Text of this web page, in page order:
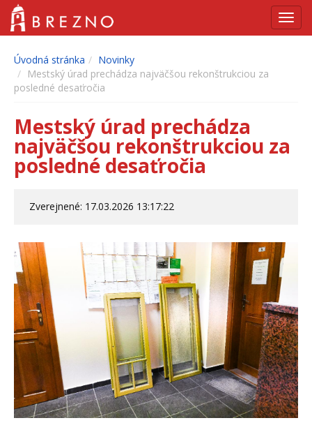
Úvodná stránka
Novinky
Mestský úrad prechádza najväčšou rekonštrukciou za
posledné desaťročia
Mestský úrad prechádza
najväčšou rekonštrukciou za
posledné desaťročia
Zverejnené: 17.03.2026 13:17:22